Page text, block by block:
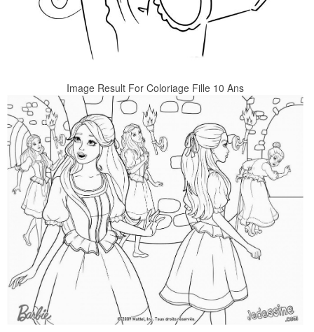
Image Result For Coloriage Fille 10 Ans